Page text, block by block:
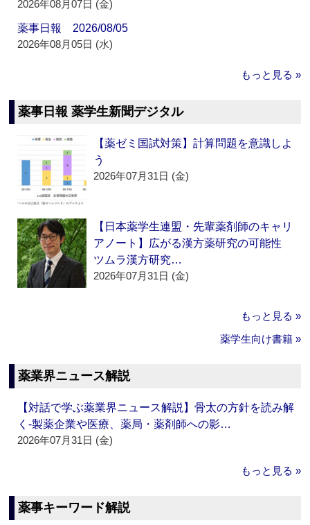
2026年08月07日 (金)
薬事日報 2026/08/05
2026年08月05日 (水)
もっと見る »
薬事日報 薬学生新聞デジタル
【薬ゼミ国試対策】計算問題を意識しよ
う
2026年07月31日 (金)
【日本薬学生連盟・先輩薬剤師のキャリ
アノート】広がる漢方薬研究の可能性
ツムラ漢方研究…
2026年07月31日 (金)
もっと見る »
薬学生向け書籍 »
薬業界ニュース解説
【対話で学ぶ薬業界ニュース解説】骨太の方針を読み解
く‐製薬企業や医療、薬局・薬剤師への影…
2026年07月31日 (金)
もっと見る »
薬事キーワード解説